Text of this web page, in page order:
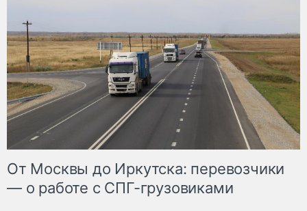
От Москвы до Иркутска: перевозчики
— о работе с СПГ-грузовиками